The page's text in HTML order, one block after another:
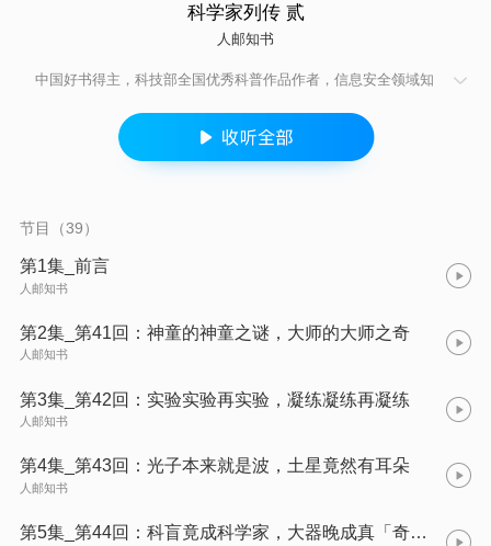
科学家列传 贰
人邮知书
中国好书得主，科技部全国优秀科普作品作者，信息安全领域知
发展史里程碑。
节目（39）
第1集_前言
人邮知书
第2集_第41回：神童的神童之谜，大师的大师之奇
人邮知书
第3集_第42回：实验实验再实验，凝练凝练再凝练
人邮知书
第4集_第43回：光子本来就是波，土星竟然有耳朵
人邮知书
第5集_第44回：科盲竟成科学家，大器晚成真「奇葩」